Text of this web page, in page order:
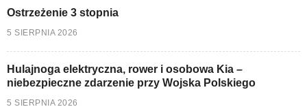
Ostrzeżenie 3 stopnia
5 SIERPNIA 2026
Hulajnoga elektryczna, rower i osobowa Kia –
niebezpieczne zdarzenie przy Wojska Polskiego
5 SIERPNIA 2026